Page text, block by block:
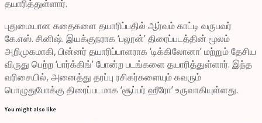
தயாரித்துள்ளார்.
புதுமையான கதைகளை தயாரிப்பதில் ஆர்வம் காட்டி வருபவர்
கே.எஸ். சினிஷ். இயக்குநராக ‘பலூன்’ திரைப்படத்தின் மூலம்
அறிமுகமாகி, பின்னர் தயாரிப்பாளராக ‘டிக்கிலோனா’ மற்றும் தேசிய
விருது பெற்ற ‘பார்க்கிங்’ போன்ற படங்களை தயாரித்துள்ளார். இந்த
வரிசையில், அனைத்து தரப்பு ரசிகர்களையும் கவரும்
பொழுதுபோக்கு திரைப்படமாக ‘சூப்பர் ஹீரோ’ உருவாகியுள்ளது.
You might also like